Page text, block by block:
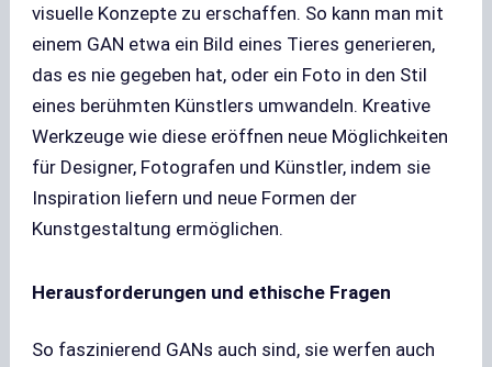
visuelle Konzepte zu erschaffen. So kann man mit
einem GAN etwa ein Bild eines Tieres generieren,
das es nie gegeben hat, oder ein Foto in den Stil
eines berühmten Künstlers umwandeln. Kreative
Werkzeuge wie diese eröffnen neue Möglichkeiten
für Designer, Fotografen und Künstler, indem sie
Inspiration liefern und neue Formen der
Kunstgestaltung ermöglichen.
Herausforderungen und ethische Fragen
So faszinierend GANs auch sind, sie werfen auch